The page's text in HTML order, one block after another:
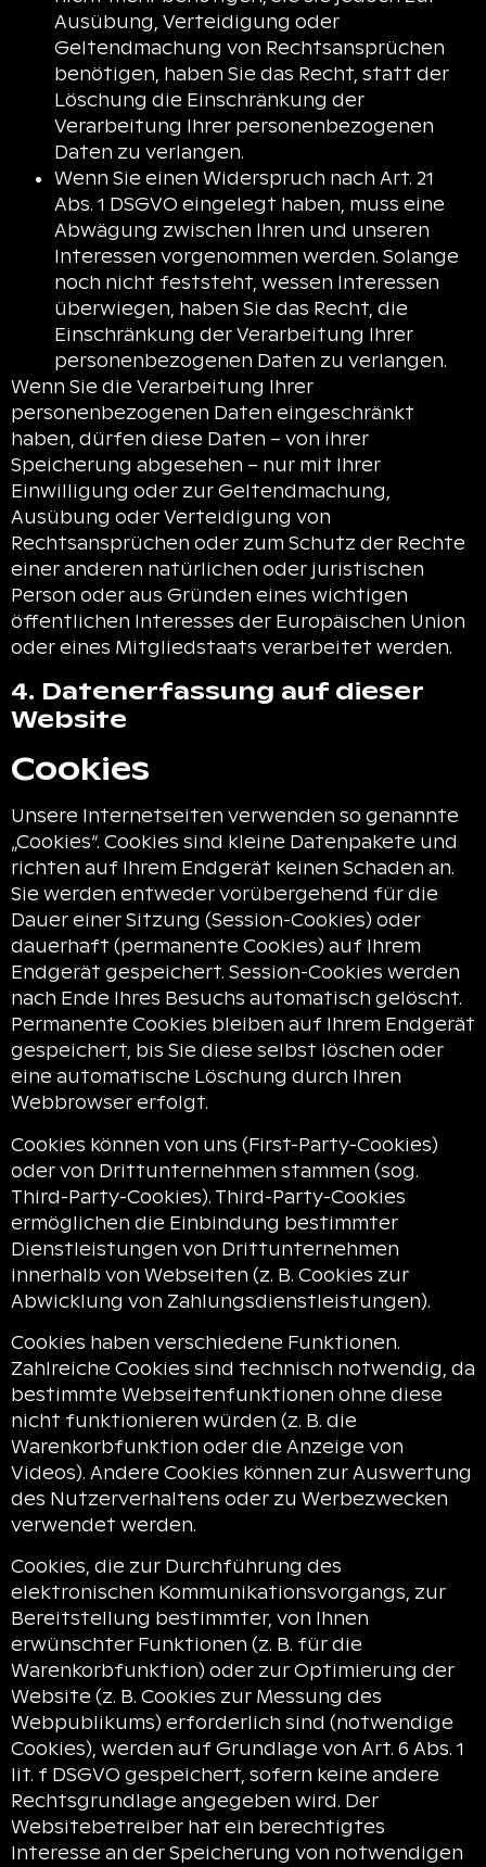
Ausübung, Verteidigung oder
Geltendmachung von Rechtsansprüchen
benötigen, haben Sie das Recht, statt der
Löschung die Einschränkung der
Verarbeitung Ihrer personenbezogenen
Daten zu verlangen.
Wenn Sie einen Widerspruch nach Art. 21
Abs. 1 DSGVO eingelegt haben, muss eine
Abwägung zwischen Ihren und unseren
Interessen vorgenommen werden. Solange
noch nicht feststeht, wessen Interessen
überwiegen, haben Sie das Recht, die
Einschränkung der Verarbeitung Ihrer
personenbezogenen Daten zu verlangen.
Wenn Sie die Verarbeitung Ihrer
personenbezogenen Daten eingeschränkt
haben, dürfen diese Daten – von ihrer
Speicherung abgesehen – nur mit Ihrer
Einwilligung oder zur Geltendmachung,
Ausübung oder Verteidigung von
Rechtsansprüchen oder zum Schutz der Rechte
einer anderen natürlichen oder juristischen
Person oder aus Gründen eines wichtigen
öffentlichen Interesses der Europäischen Union
oder eines Mitgliedstaats verarbeitet werden.
4. Datenerfassung auf dieser
Website
Cookies
Unsere Internetseiten verwenden so genannte
„Cookies“. Cookies sind kleine Datenpakete und
richten auf Ihrem Endgerät keinen Schaden an.
Sie werden entweder vorübergehend für die
Dauer einer Sitzung (Session-Cookies) oder
dauerhaft (permanente Cookies) auf Ihrem
Endgerät gespeichert. Session-Cookies werden
nach Ende Ihres Besuchs automatisch gelöscht.
Permanente Cookies bleiben auf Ihrem Endgerät
gespeichert, bis Sie diese selbst löschen oder
eine automatische Löschung durch Ihren
Webbrowser erfolgt.
Cookies können von uns (First-Party-Cookies)
oder von Drittunternehmen stammen (sog.
Third-Party-Cookies). Third-Party-Cookies
ermöglichen die Einbindung bestimmter
Dienstleistungen von Drittunternehmen
innerhalb von Webseiten (z. B. Cookies zur
Abwicklung von Zahlungsdienstleistungen).
Cookies haben verschiedene Funktionen.
Zahlreiche Cookies sind technisch notwendig, da
bestimmte Webseitenfunktionen ohne diese
nicht funktionieren würden (z. B. die
Warenkorbfunktion oder die Anzeige von
Videos). Andere Cookies können zur Auswertung
des Nutzerverhaltens oder zu Werbezwecken
verwendet werden.
Cookies, die zur Durchführung des
elektronischen Kommunikationsvorgangs, zur
Bereitstellung bestimmter, von Ihnen
erwünschter Funktionen (z. B. für die
Warenkorbfunktion) oder zur Optimierung der
Website (z. B. Cookies zur Messung des
Webpublikums) erforderlich sind (notwendige
Cookies), werden auf Grundlage von Art. 6 Abs. 1
lit. f DSGVO gespeichert, sofern keine andere
Rechtsgrundlage angegeben wird. Der
Websitebetreiber hat ein berechtigtes
Interesse an der Speicherung von notwendigen